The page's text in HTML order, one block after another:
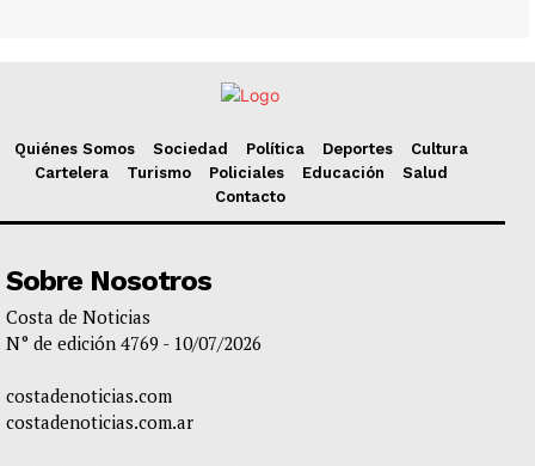
Quiénes Somos Sociedad Política Deportes
Cultura
Cartelera
Turismo Policiales Educación
Salud
Contacto
Sobre Nosotros
Costa de Noticias
N° de edición 4769 - 10/07/2026
costadenoticias.com
costadenoticias.com.ar